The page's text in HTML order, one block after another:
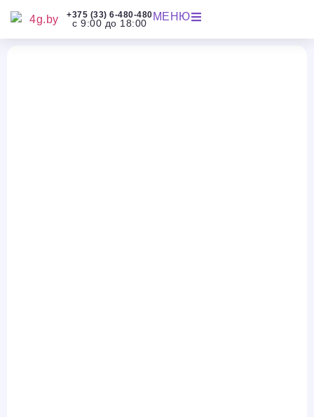
+375 (33) 6-480-480
с 9:00 до 18:00
МЕНЮ